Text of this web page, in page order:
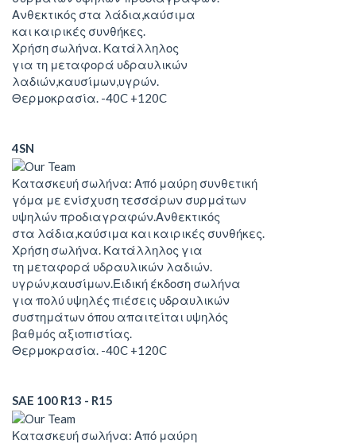
Ανθεκτικός στα λάδια,καύσιμα
και καιρικές συνθήκες.
Χρήση σωλήνα. Κατάλληλος
για τη μεταφορά υδραυλικών
λαδιών,καυσίμων,υγρών.
Θερμοκρασία. -40C +120C
4SN
Κατασκευή σωλήνα: Από μαύρη συνθετική
γόμα με ενίσχυση τεσσάρων συρμάτων
υψηλών προδιαγραφών.Ανθεκτικός
στα λάδια,καύσιμα και καιρικές συνθήκες.
Χρήση σωλήνα. Κατάλληλος για
τη μεταφορά υδραυλικών λαδιών.
υγρών,καυσίμων.Ειδική έκδοση σωλήνα
για πολύ υψηλές πιέσεις υδραυλικών
συστημάτων όπου απαιτείται υψηλός
βαθμός αξιοπιστίας.
Θερμοκρασία. -40C +120C
SAE 100 R13 - R15
Κατασκευή σωλήνα: Από μαύρη